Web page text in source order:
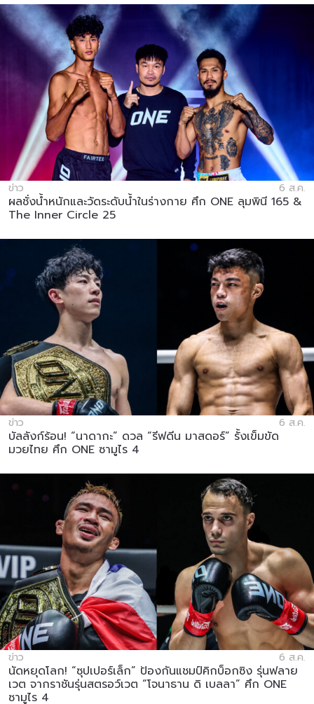
ข่าว 6 ส.ค.
ผลชั่งน้ำหนักและวัดระดับน้ำในร่างกาย ศึก ONE ลุมพินี 165 &
The Inner Circle 25
ข่าว 6 ส.ค.
บัลลังก์ร้อน! “นาดากะ” ดวล “รีฟดีน มาสดอร์” รั้งเข็มขัด
มวยไทย ศึก ONE ซามูไร 4
ข่าว 6 ส.ค.
นัดหยุดโลก! “ซุปเปอร์เล็ก” ป้องกันแชมป์คิกบ็อกซิง รุ่นฟลาย
เวต จากราชันรุ่นสตรอว์เวต “โจนาธาน ดิ เบลลา” ศึก ONE
ซามูไร 4